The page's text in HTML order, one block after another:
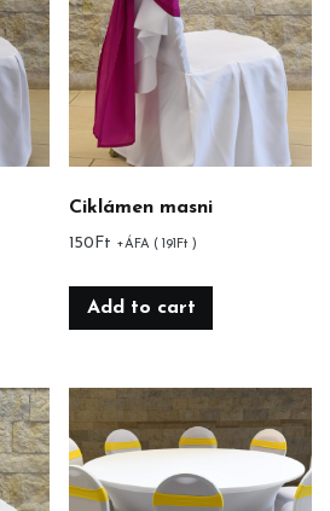
Ciklámen masni
150 Ft +ÁFA ( 191Ft )
Add to cart